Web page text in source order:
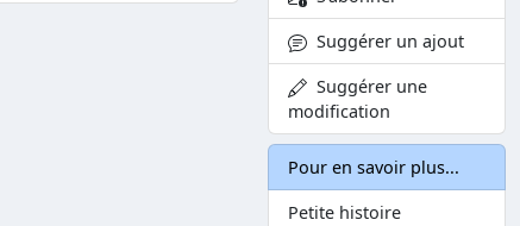
Suggérer un ajout
Suggérer une
modification
Pour en savoir plus...
Petite histoire